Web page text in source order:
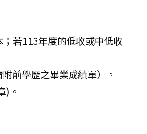
若113年度的低收或中低收
前學歷之畢業成績單）。
)。